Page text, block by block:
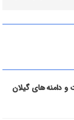
و دامنه های گیلان